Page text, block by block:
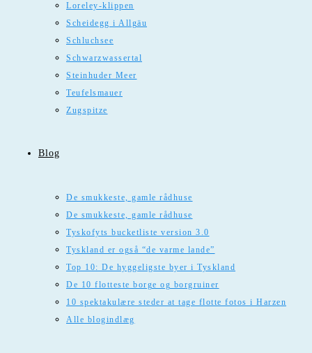
Loreley-klippen
Scheidegg i Allgäu
Schluchsee
Schwarzwassertal
Steinhuder Meer
Teufelsmauer
Zugspitze
Blog
De smukkeste, gamle rådhuse
De smukkeste, gamle rådhuse
Tyskofyts bucketliste version 3.0
Tyskland er også “de varme lande”
Top 10: De hyggeligste byer i Tyskland
De 10 flotteste borge og borgruiner
10 spektakulære steder at tage flotte fotos i Harzen
Alle blogindlæg